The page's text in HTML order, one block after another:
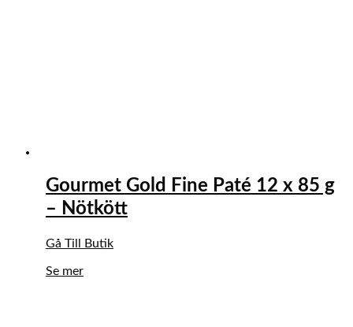
Gourmet Gold Fine Paté 12 x 85 g
– Nötkött
Gå Till Butik
Se mer